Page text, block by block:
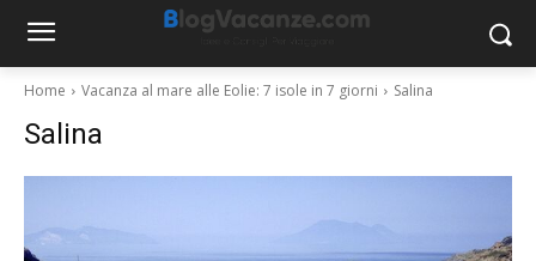
Home Vacanza al mare alle Eolie: 7 isole in 7 giorni Salina
Salina